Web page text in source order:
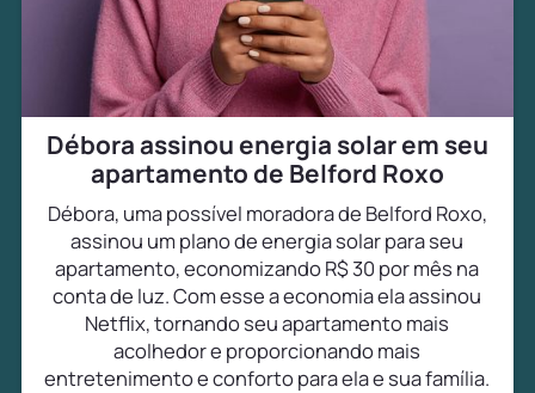
Débora assinou energia solar em seu
apartamento de Belford Roxo
Débora, uma possível moradora de Belford Roxo,
assinou um plano de energia solar para seu
apartamento, economizando R$ 30 por mês na
conta de luz. Com esse a economia ela assinou
Netflix, tornando seu apartamento mais
acolhedor e proporcionando mais
entretenimento e conforto para ela e sua família.